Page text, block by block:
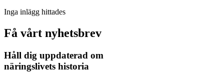
Inga inlägg hittades
Få vårt nyhetsbrev
Håll dig uppdaterad om
näringslivets historia